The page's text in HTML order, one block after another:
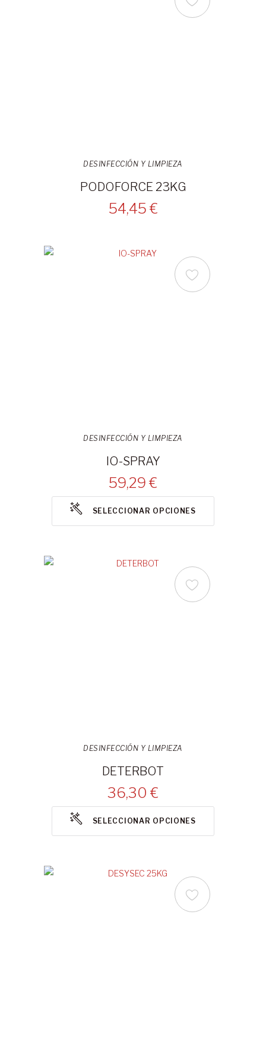
DESINFECCIÓN Y LIMPIEZA
PODOFORCE 23KG
54,45 €
DESINFECCIÓN Y LIMPIEZA
IO-SPRAY
59,29 €
SELECCIONAR OPCIONES
DESINFECCIÓN Y LIMPIEZA
DETERBOT
36,30 €
SELECCIONAR OPCIONES